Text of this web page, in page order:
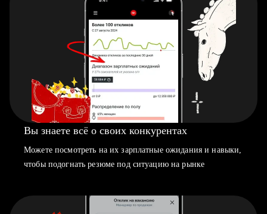
Вы знаете всё о своих конкурентах
Можете посмотреть на их зарплатные ожидания и навыки,
чтобы подогнать резюме под ситуацию на рынке